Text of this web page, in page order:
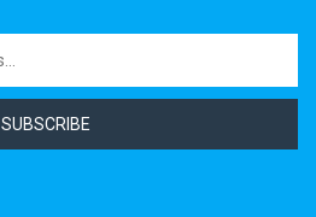
SUBSCRIBE